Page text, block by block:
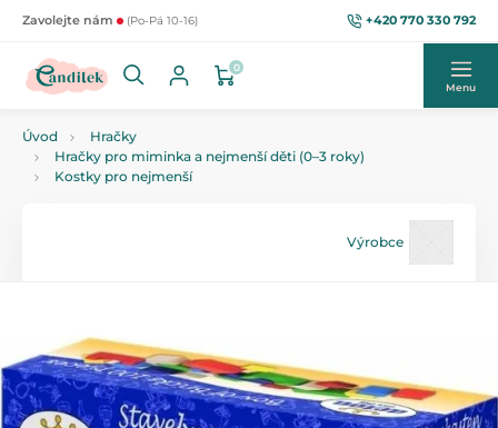
Zavolejte nám (Po-Pá 10-16) +420 770 330 792
0
Menu
Úvod
Hračky
Hračky pro miminka a nejmenší děti (0–3 roky)
Kostky pro nejmenší
Výrobce